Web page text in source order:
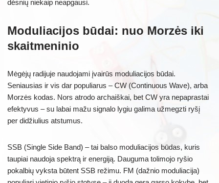
dėsnių niekaip neapgausi.
Moduliacijos būdai: nuo Morzės iki
skaitmeninio
Mėgėjų radijuje naudojami įvairūs moduliacijos būdai.
Seniausias ir vis dar populiarus – CW (Continuous Wave), arba
Morzės kodas. Nors atrodo archaiškai, bet CW yra nepaprastai
efektyvus – su labai mažu signalo lygiu galima užmegzti ryšį
per didžiulius atstumus.
SSB (Single Side Band) – tai balso moduliacijos būdas, kuris
taupiai naudoja spektrą ir energiją. Dauguma tolimojo ryšio
pokalbių vyksta būtent SSB režimu. FM (dažnio moduliacija)